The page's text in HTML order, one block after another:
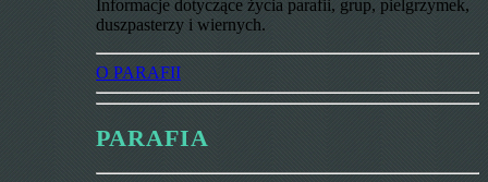
Informacje dotyczące życia parafii, grup, pielgrzymek,
duszpasterzy i wiernych.
O PARAFII
PARAFIA